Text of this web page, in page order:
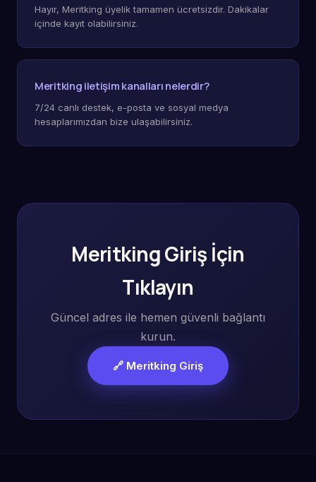
Hayır, Meritking üyelik tamamen ücretsizdir. Dakikalar
içinde kayıt olabilirsiniz.
Meritking iletişim kanalları nelerdir?
7/24 canlı destek, e-posta ve sosyal medya
hesaplarımızdan bize ulaşabilirsiniz.
Meritking Giriş İçin
Tıklayın
Güncel adres ile hemen güvenli bağlantı
kurun.
🔗 Meritking Giriş